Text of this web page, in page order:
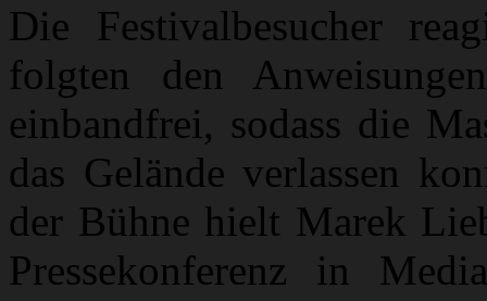
Die Festivalbesucher
folgten den
einbandfrei, sodass die
das Gelände verlassen
der Bühne hielt Marek
Pressekonferenz in